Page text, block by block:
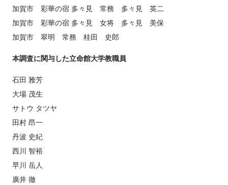
加賀市 彩華の宿 多々見 常務 多々見 英二
加賀市 彩華の宿 多々見 女将 多々見 美保
加賀市 翠明 常務 桂田 史郎
本調査に関与した立命館大学教職員
石田 雅芳
大場 茂生
サトウ タツヤ
田村 昂一
丹波 史紀
西川 智裕
早川 岳人
廣井 徹